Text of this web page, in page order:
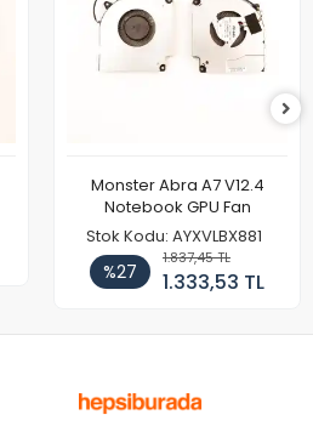
Monster Abra A7 V12.4
Notebook GPU Fan
Stok Kodu: AYXVLBX881
%27
1.837,45 TL
1.333,53 TL